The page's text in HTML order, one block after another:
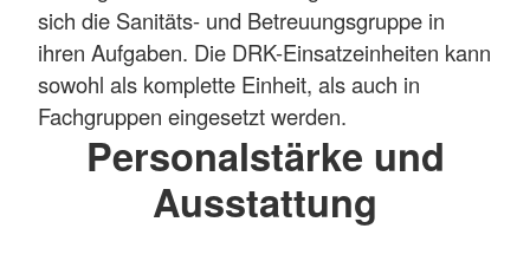
sich die Sanitäts- und Betreuungsgruppe in
ihren Aufgaben. Die DRK-Einsatzeinheiten kann
sowohl als komplette Einheit, als auch in
Fachgruppen eingesetzt werden.
Personalstärke und
Ausstattung